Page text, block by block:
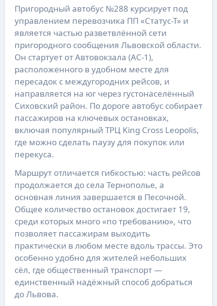
Пригородный автобус №288 курсирует под
управлением перевозчика ПП «Статус-Т» и
является частью разветвлённой сети
пригородного сообщения Львовской области.
Он стартует от Автовокзала (АС-1),
расположенного в удобном месте для
пересадок с междугородних рейсов, и
направляется на юг через густонаселённый
Сиховский район. По дороге автобус собирает
пассажиров на ключевых остановках,
включая популярный ТРЦ King Cross Leopolis,
где можно сделать паузу для покупок или
перекуса.
Маршрут отличается гибкостью: часть рейсов
продолжается до села Тернополье, а
основная линия завершается в Песочной.
Общее количество остановок достигает 19,
среди которых много «по требованию», что
позволяет пассажирам выходить
практически в любом месте вдоль трассы. Это
особенно удобно для жителей небольших
сёл, где общественный транспорт —
единственный надёжный способ добраться
до Львова.